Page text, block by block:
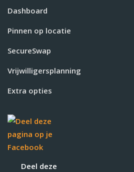
Dashboard
Pinnen op locatie
SecureSwap
Vrijwilligersplanning
Extra opties
Deel deze